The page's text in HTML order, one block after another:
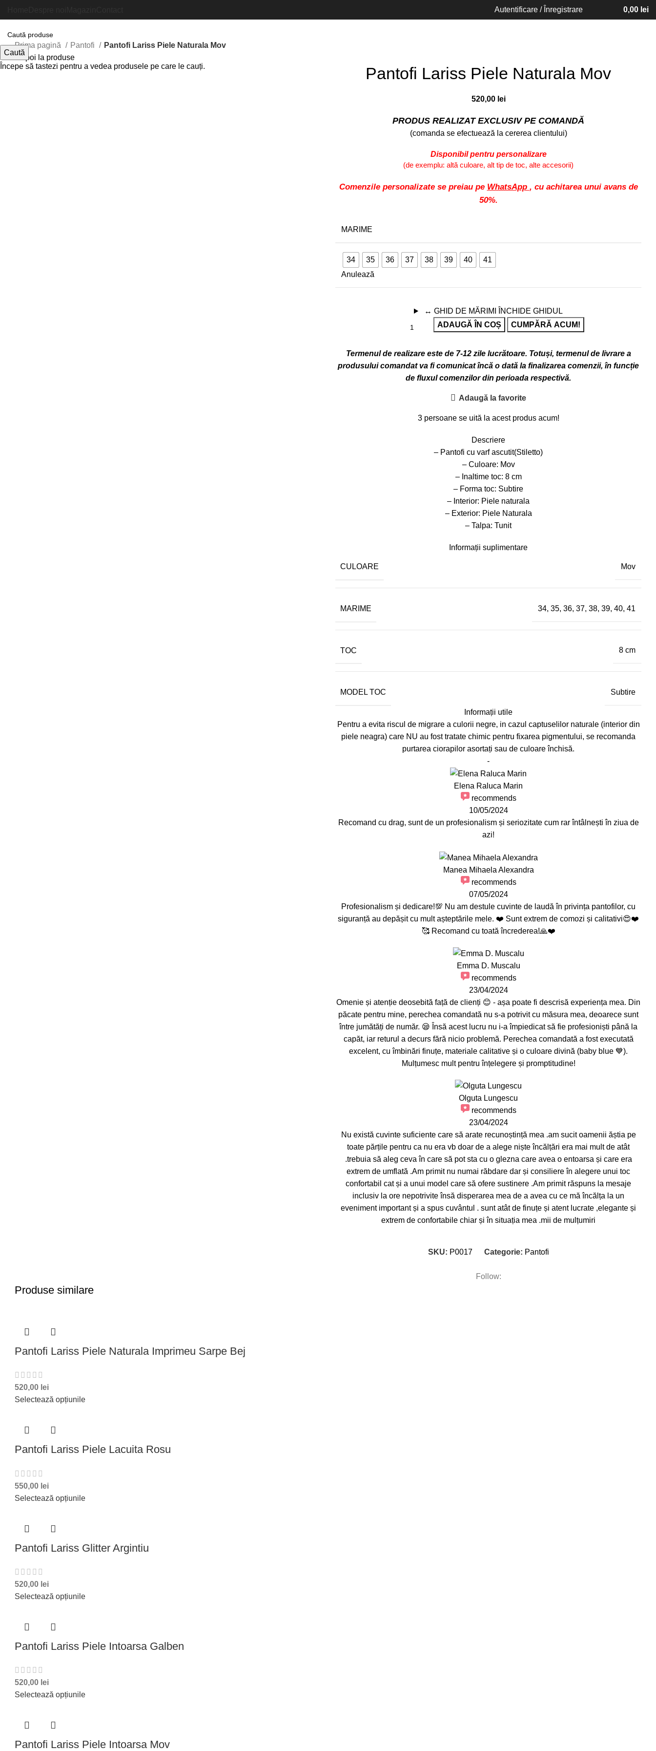
Autentificare / Înregistrare 0,00 lei
Prima pagină Pantofi
Pantofi Lariss Piele Naturala Mov
Inapoi la produse
Pantofi Lariss Piele Naturala Mov
520,00 lei
PRODUS REALIZAT EXCLUSIV PE COMANDĂ
(comanda se efectuează la cererea clientului)
Disponibil pentru personalizare
(de exemplu: altă culoare, alt tip de toc, alte accesorii)
Comenzile personalizate se preiau pe WhatsApp , cu achitarea unui avans de
50%.
MARIME
34 35 36 37 38 39 40
41
Anulează
↔ GHID DE MĂRIMI
ÎNCHIDE GHIDUL
ADAUGĂ ÎN COȘ
CUMPĂRĂ ACUM!
Termenul de realizare este de 7-12 zile lucrătoare. Totuși, termenul de livrare a
produsului comandat va fi comunicat încă o dată la finalizarea comenzii, în funcție
de fluxul comenzilor din perioada respectivă.
Adaugă la favorite
3 persoane se uită la acest produs acum!
Descriere
– Pantofi cu varf ascutit(Stiletto)
– Culoare: Mov
– Inaltime toc: 8 cm
– Forma toc: Subtire
– Interior: Piele naturala
– Exterior: Piele Naturala
– Talpa: Tunit
Informații suplimentare
CULOARE Mov
MARIME 34, 35, 36, 37, 38, 39, 40, 41
TOC 8 cm
MODEL TOC Subtire
Informații utile
Pentru a evita riscul de migrare a culorii negre, in cazul captuselilor naturale (interior din
piele neagra) care NU au fost tratate chimic pentru fixarea pigmentului, se recomanda
purtarea ciorapilor asortați sau de culoare închisă.
-
Elena Raluca Marin
recommends
10/05/2024
Recomand cu drag, sunt de un profesionalism și seriozitate cum rar întâlnești în ziua de
azi!
Manea Mihaela Alexandra
recommends
07/05/2024
Profesionalism și dedicare!💯 Nu am destule cuvinte de laudă în privința pantofilor, cu
siguranță au depășit cu mult așteptările mele. ❤️ Sunt extrem de comozi și calitativi😍❤️
🥰 Recomand cu toată încrederea!🙏❤️
Emma D. Muscalu
recommends
23/04/2024
Omenie și atenție deosebită față de clienți 😊 - așa poate fi descrisă experiența mea. Din
păcate pentru mine, perechea comandată nu s-a potrivit cu măsura mea, deoarece sunt
între jumătăți de număr. 😪 Însă acest lucru nu i-a împiedicat să fie profesioniști până la
capăt, iar returul a decurs fără nicio problemă. Perechea comandată a fost executată
excelent, cu îmbinări finuțe, materiale calitative și o culoare divină (baby blue 💙).
Mulțumesc mult pentru înțelegere și promptitudine!
Olguta Lungescu
recommends
23/04/2024
Nu există cuvinte suficiente care să arate recunoștință mea .am sucit oamenii ăștia pe
toate părțile pentru ca nu era vb doar de a alege niște încălțări era mai mult de atât
.trebuia să aleg ceva în care să pot sta cu o glezna care avea o entoarsa și care era
extrem de umflată .Am primit nu numai răbdare dar și consiliere în alegere unui toc
confortabil cat și a unui model care să ofere sustinere .Am primit răspuns la mesaje
inclusiv la ore nepotrivite însă disperarea mea de a avea cu ce mă încălța la un
eveniment important și a spus cuvântul . sunt atât de finuțe și atent lucrate ,elegante și
extrem de confortabile chiar și în situația mea .mii de mulțumiri
SKU: P0017 Categorie: Pantofi
Follow:
Produse similare
Pantofi Lariss Piele Naturala Imprimeu Sarpe Bej
520,00 lei
Selectează opțiunile
Pantofi Lariss Piele Lacuita Rosu
550,00 lei
Selectează opțiunile
Pantofi Lariss Glitter Argintiu
520,00 lei
Selectează opțiunile
Pantofi Lariss Piele Intoarsa Galben
520,00 lei
Selectează opțiunile
Pantofi Lariss Piele Intoarsa Mov
Caută
Începe să tastezi pentru a vedea produsele pe care le cauți.